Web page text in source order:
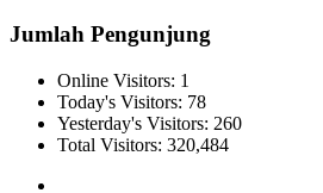
Jumlah Pengunjung
Online Visitors: 1
Today's Visitors: 78
Yesterday's Visitors: 260
Total Visitors: 320,484